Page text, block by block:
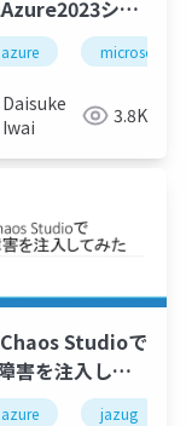
ショ
ション資料 ～
の体感的最近
azure microsoft
Daisuke
Iwai
3.8K
Studioで
害を注入して
azure jazug